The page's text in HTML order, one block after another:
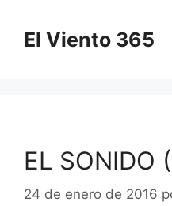
contenido
El Viento 365
EL SONIDO
24 de enero de 2016